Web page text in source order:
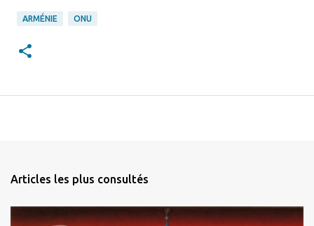
ARMÉNIE ONU
Articles les plus consultés